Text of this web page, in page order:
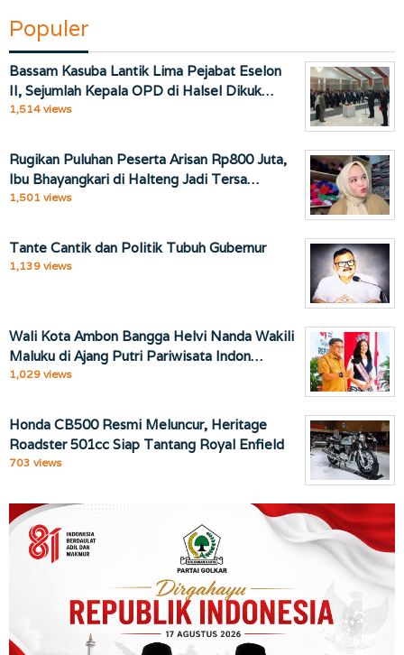
Populer
Bassam Kasuba Lantik Lima Pejabat Eselon
II, Sejumlah Kepala OPD di Halsel Dikuk…
1,514 views
Rugikan Puluhan Peserta Arisan Rp800 Juta,
Ibu Bhayangkari di Halteng Jadi Tersa…
1,501 views
Tante Cantik dan Politik Tubuh Gubernur
1,139 views
Wali Kota Ambon Bangga Helvi Nanda Wakili
Maluku di Ajang Putri Pariwisata Indon…
1,029 views
Honda CB500 Resmi Meluncur, Heritage
Roadster 501cc Siap Tantang Royal Enfield
703 views